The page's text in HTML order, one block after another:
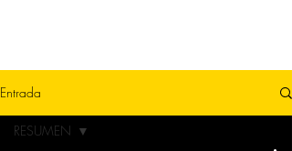
Entrada
RESUMEN